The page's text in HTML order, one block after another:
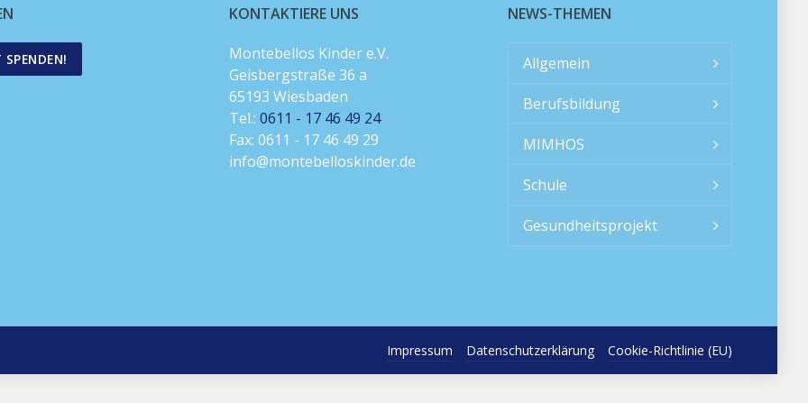
SPENDEN!
KONTAKTIERE UNS
Montebellos Kinder e.V.
Geisbergstraße 36 a
65193 Wiesbaden
Tel.: 0611 - 17 46 49 24
Fax: 0611 - 17 46 49 29
info@montebelloskinder.de
NEWS-THEMEN
Allgemein
Berufsbildung
MIMHOS
Schule
Gesundheitsprojekt
Impressum Datenschutzerklärung Cookie-Richtlinie (EU)